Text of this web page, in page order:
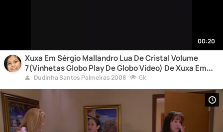
00:20
Xuxa Em Sérgio Mallandro Lua De Cristal Volume
7(Vinhetas Globo Play De Globo Video) De Xuxa Em
Sérgio Mallandro De Lua De Cristal Volume 7 Filme
Completo.mp4
Dudinha Santos Palmeiras 2008 6k